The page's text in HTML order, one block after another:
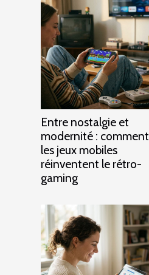
Entre nostalgie et
modernité : comment
les jeux mobiles
réinventent le rétro-
gaming